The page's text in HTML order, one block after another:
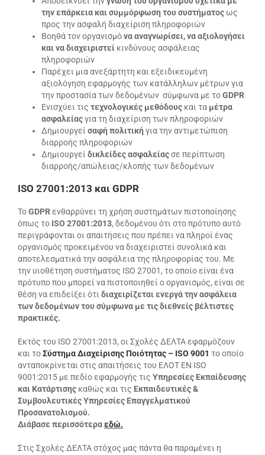
την επάρκεια και συμμόρφωση του συστήματος ως
προς την ασφαλή διαχείριση πληροφοριών
Βοηθά τον οργανισμόνα αναγνωρίσει, να αξιολογήσει
και να διαχειριστεί κινδύνους ασφάλειας
πληροφοριών
Παρέχει μια ανεξάρτητη και εξειδικευμένη
αξιολόγηση εφαρμογής των κατάλληλων μέτρων για
την προστασία των δεδομένων σύμφωνα με τοGDPR
Ενισχύει τις τεχνολογικές μεθόδους και τα μέτρα
ασφαλείαςγια τη διαχείριση των πληροφοριών
Δημιουργεί σαφή πολιτικήγια την αντιμετώπιση
διαρροής πληροφοριών
Δημιουργεί δικλείδες ασφαλείαςσε περίπτωση
διαρροής/απώλειας/κλοπής των δεδομένων
ISO 27001:2013 και GDPR
ΤοGDPRενθαρρύνει τη χρήση συστημάτων πιστοποίησης
όπως το ISO 27001:2013, δεδομένου ότι στο πρότυπο αυτό
περιγράφονται οι απαιτήσεις που πρέπει να πληροί ένας
οργανισμός προκειμένου να διαχειριστεί συνολικά και
αποτελεσματικά την ασφάλεια της πληροφορίας του. Με
την υιοθέτηση συστήματος ISO 27001, το οποίο είναι ένα
πρότυπο που μπορεί να πιστοποιηθεί ο οργανισμός, είναι σε
θέση να επιδείξει ότι διαχειρίζεται ενεργά την ασφάλεια
των δεδομένων του σύμφωνα με τις διεθνείς βέλτιστες
πρακτικές.
Εκτός του ISO 27001:2013, οι Σχολές ΔΕΛΤΑ εφαρμόζουν
και τοΣύστημα Διαχείρισης Ποιότητας – ISO 9001 το οποίο
ανταποκρίνεται στις απαιτήσεις του ΕΛΟΤ ΕΝ ISO
9001:2015 με πεδίο εφαρμογής τις Υπηρεσίες Εκπαίδευσης
και Κατάρτισης καθώς και τις Εκπαιδευτικές &
Συμβουλευτικές Υπηρεσίες Επαγγελματικού
Προσανατολισμού.
Διάβασε περισσότεραεδώ.
Στις Σχολές ΔΕΛΤΑ στόχος μας πάντα θα παραμένει η